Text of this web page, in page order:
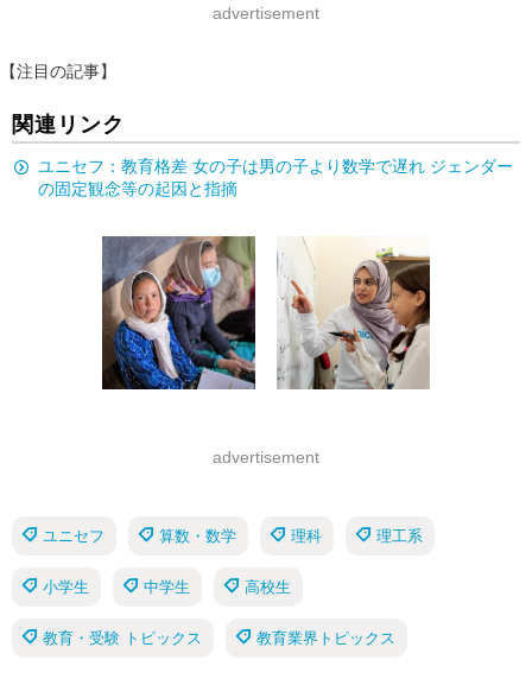
advertisement
【注目の記事】
関連リンク
ユニセフ：教育格差 女の子は男の子より数学で遅れ ジェンダー
の固定観念等の起因と指摘
advertisement
ユニセフ 算数・数学 理科 理工系
小学生 中学生 高校生
教育・受験 トピックス 教育業界トピックス